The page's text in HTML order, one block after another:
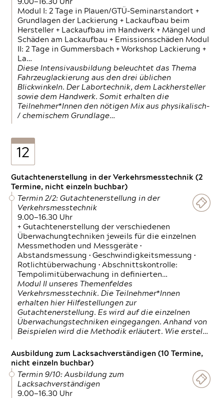
9.00—16.30 Uhr
Modul I: 2 Tage in Plauen/GTÜ-Seminarstandort +
Grundlagen der Lackierung + Lackaufbau beim
Hersteller + Lackaufbau im Handwerk + Mängel und
Schäden am Lackaufbau + Emissionsschäden Modul
II: 2 Tage in Gummersbach + Workshop Lackierung +
La…
Diese Intensivausbildung beleuchtet das Thema
Fahrzeuglackierung aus den drei üblichen
Blickwinkeln. Der Labortechnik, dem Lackhersteller
sowie dem Handwerk. Somit erhalten die
Teilnehmer*Innen den nötigen Mix aus physikalisch-
/ chemischem Grundlage…
12
Gutachtenerstellung in der Verkehrsmesstechnik (2
Termine, nicht einzeln buchbar)
Termin 2/2: Gutachtenerstellung in der
Verkehrsmesstechnik
9.00—16.30 Uhr
+ Gutachtenerstellung der verschiedenen
Überwachungtechniken jeweils für die einzelnen
Messmethoden und Messgeräte •
Abstandsmessung • Geschwindigkeitsmessung •
Rotlichtüberwachung • Abschnittskontrolle:
Tempolimitüberwachung in definierten…
Modul II unseres Themenfeldes
Verkehrsmesstechnik. Die Teilnehmer*Innen
erhalten hier Hilfestellungen zur
Gutachtenerstellung. Es wird auf die einzelnen
Überwachungstechniken eingegangen. Anhand von
Beispielen wird die Methodik erläutert. Wie erstel…
Ausbildung zum Lacksachverständigen (10 Termine,
nicht einzeln buchbar)
Termin 9/10: Ausbildung zum
Lacksachverständigen
9.00—16.30 Uhr